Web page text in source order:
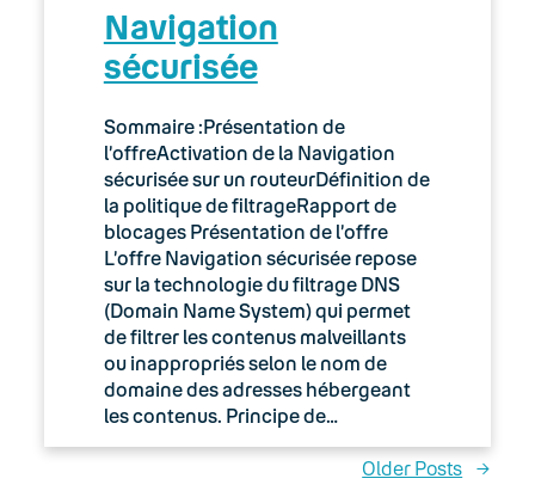
Navigation
sécurisée
Sommaire :Présentation de
l’offreActivation de la Navigation
sécurisée sur un routeurDéfinition de
la politique de filtrageRapport de
blocages Présentation de l’offre
L’offre Navigation sécurisée repose
sur la technologie du filtrage DNS
(Domain Name System) qui permet
de filtrer les contenus malveillants
ou inappropriés selon le nom de
domaine des adresses hébergeant
les contenus. Principe de…
Older Posts →